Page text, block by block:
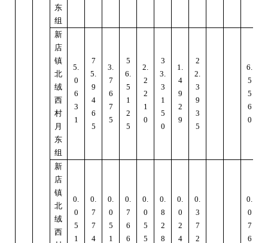
东
组
新
店
镇
北
绒
西
村
月
东
组
5.
0
6
3
1
7
5.
9
4
6
5
3.
7
6
7
5
5
6.
5
1
2
5
2.
2
2
1
0
3
3.
3
1
5
0
1.
4
9
2
9
2
2.
3
9
3
5
6.
5
5
6
0
新
店
镇
北
绒
西
0.
0
5
1
0.
7
7
4
0.
0
5
1
0.
7
6
6
0.
0
5
5
0.
8
2
8
0.
0
2
4
0.
3
7
2
0.
0
7
6